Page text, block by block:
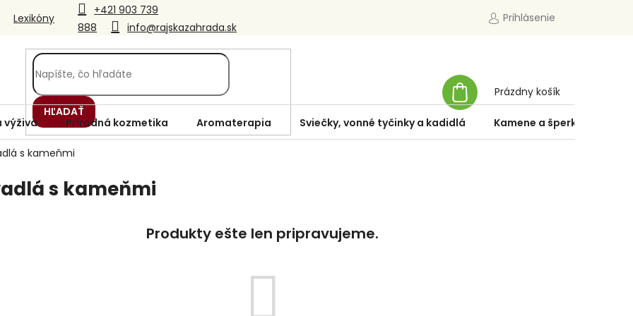
+421 903 739
888
info@rajskazahrada.sk
Lexikóny Prihlásenie
HĽADAŤ
KOŠÍK
Prázdny košík
výživa Prírodná kozmetika Aromaterapia Sviečky, vonné tyčinky a kadidlá Kamene a šperky
s kameňmi
s kameňmi
Produkty ešte len pripravujeme.